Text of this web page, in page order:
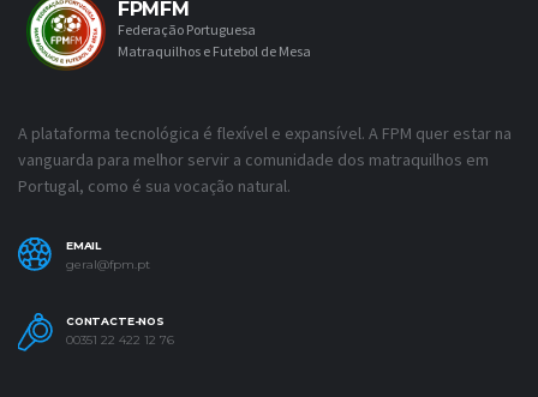
FPMFM
Federação Portuguesa
Matraquilhos e Futebol de Mesa
A plataforma tecnológica é flexível e expansível. A FPM quer estar na
vanguarda para melhor servir a comunidade dos matraquilhos em
Portugal, como é sua vocação natural.
EMAIL
geral@fpm.pt
CONTACTE-NOS
00351 22 422 12 76